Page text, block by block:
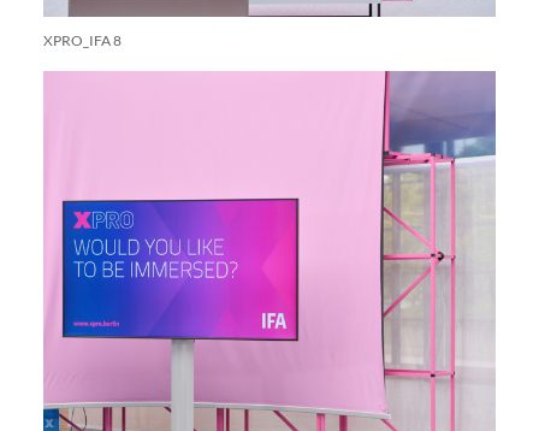
XPRO_IFA 8